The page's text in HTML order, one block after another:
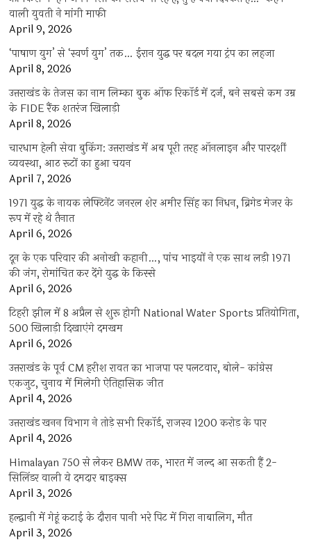
वाली युवती ने मांगी माफी
April 9, 2026
‘पाषाण युग’ से ‘स्वर्ण युग’ तक… ईरान युद्ध पर बदल गया ट्रंप का लहजा
April 8, 2026
उत्तराखंड के तेजस का नाम लिम्का बुक ऑफ रिकॉर्ड में दर्ज, बने सबसे कम उम्र
के FIDE रैंक शतरंज खिलाड़ी
April 8, 2026
चारधाम हेली सेवा बुकिंग: उत्तराखंड में अब पूरी तरह ऑनलाइन और पारदर्शी
व्यवस्था, आठ रूटों का हुआ चयन
April 7, 2026
1971 युद्ध के नायक लेफ्टिनेंट जनरल शेर अमीर सिंह का निधन, ब्रिगेड मेजर के
रूप में रहे थे तैनात
April 6, 2026
दून के एक परिवार की अनोखी कहानी…, पांच भाइयों ने एक साथ लड़ी 1971
की जंग, रोमांचित कर देंगे युद्ध के किस्से
April 6, 2026
टिहरी झील में 8 अप्रैल से शुरू होगी National Water Sports प्रतियोगिता,
500 खिलाड़ी दिखाएंगे दमखम
April 6, 2026
उत्तराखंड के पूर्व CM हरीश रावत का भाजपा पर पलटवार, बोले- कांग्रेस
एकजुट, चुनाव में मिलेगी ऐतिहासिक जीत
April 4, 2026
उत्तराखंड खनन विभाग ने तोड़े सभी रिकॉर्ड, राजस्व 1200 करोड़ के पार
April 4, 2026
Himalayan 750 से लेकर BMW तक, भारत में जल्द आ सकती हैं 2-
सिलिंडर वाली ये दमदार बाइक्स
April 3, 2026
हल्द्वानी में गेहूं कटाई के दौरान पानी भरे पिट में गिरा नाबालिग, मौत
April 3, 2026